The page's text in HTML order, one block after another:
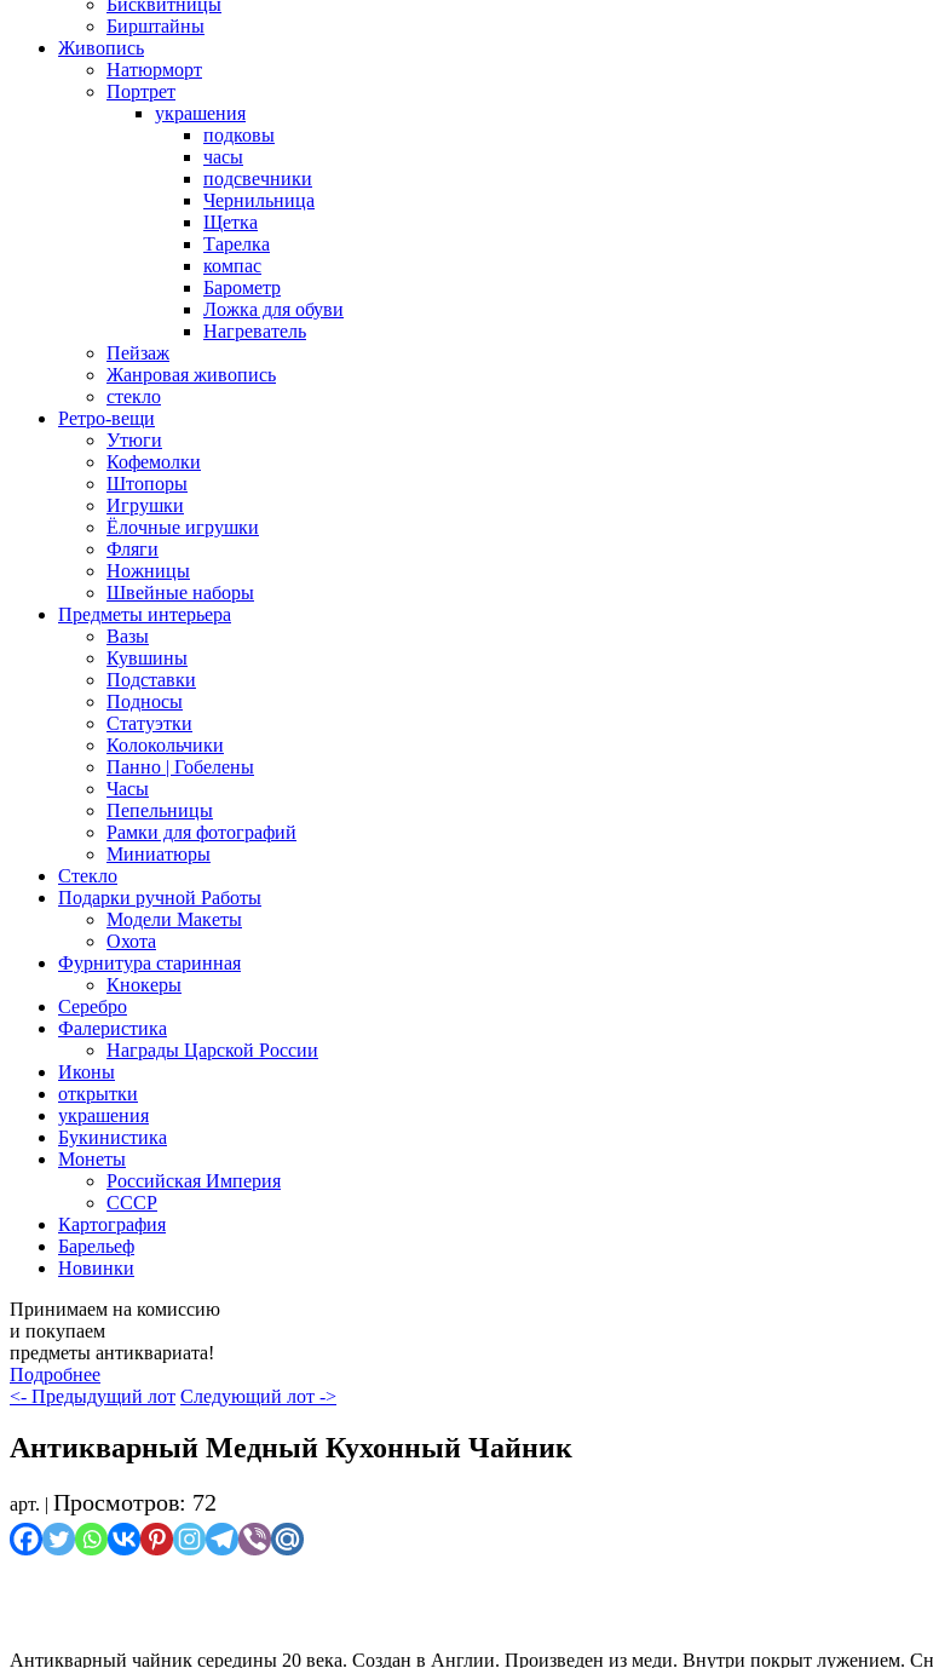
Бисквитницы
Бирштайны
Живопись
Натюрморт
Портрет
украшения
подковы
часы
подсвечники
Чернильница
Щетка
Тарелка
компас
Барометр
Ложка для обуви
Нагреватель
Пейзаж
Жанровая живопись
стекло
Ретро-вещи
Утюги
Кофемолки
Штопоры
Игрушки
Ёлочные игрушки
Фляги
Ножницы
Швейные наборы
Предметы интерьера
Вазы
Кувшины
Подставки
Подносы
Статуэтки
Колокольчики
Панно | Гобелены
Часы
Пепельницы
Рамки для фотографий
Миниатюры
Стекло
Подарки ручной Работы
Модели Макеты
Охота
Фурнитура старинная
Кнокеры
Серебро
Фалеристика
Награды Царской России
Иконы
открытки
украшения
Букинистика
Монеты
Российская Империя
СССР
Картография
Барельеф
Новинки
Принимаем на комиссию
и покупаем
предметы антиквариата!
Подробнее
<- Предыдущий лот Следующий лот ->
Антикварный Медный Кухонный Чайник
арт. | Просмотров: 72
Антикварный чайник середины 20 века. Создан в Англии. Произведен из меди. Внутри покрыт лужением.